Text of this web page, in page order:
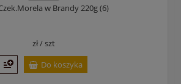
w Brandy 220g (6)
zł /szt
Do koszyka